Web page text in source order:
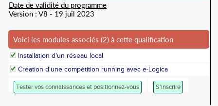
Date de validité du programme
Version : V8 - 19 juil 2023
Voici les modules associés (2) à cette qualification
Installation d'un réseau local
Création d'une compétition running avec e-Logica
Tester vos connaissances et positionnez-vous S'inscrire